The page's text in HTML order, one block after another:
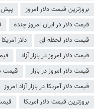
بروزترین قیمت دلار امروز
قیمت دلار در ایران امروز چنده
قیمت دلار لحظه ای
دلار آمریکا
قیمت دلار امروز در بازار آزاد
قیمت دلار امروز در بازار
قیمت
قیمت دلار آمریکا در بازار آزاد امروز
بروزترین قیمت دلار امریکا